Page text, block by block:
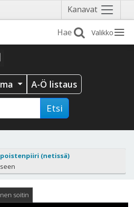
Kanavat Näytä
valikko
Valikko
A-Ö listaus
Etsi
(netissä)
soitin